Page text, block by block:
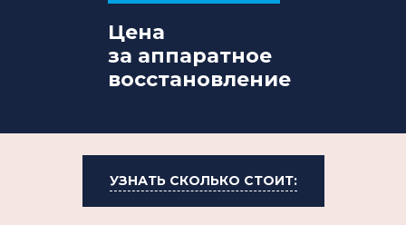
Цена
за аппаратное
восстановление
УЗНАТЬ СКОЛЬКО СТОИТ: